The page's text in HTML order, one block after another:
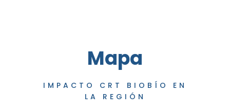
Mapa
IMPACTO CRT BIOBÍO EN
LA REGIÓN